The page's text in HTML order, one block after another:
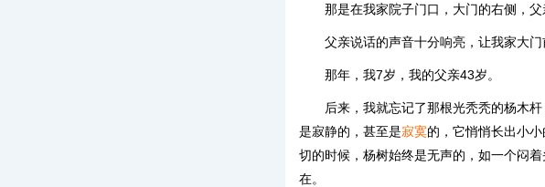
那是在我家院子门口，大门的右侧，
父亲说话的声音十分响亮，让我家大
那年，我7岁，我的父亲43岁。
后来，我就忘记了那根光秃秃的杨木
是寂静的，甚至是寂寞的，它悄悄长出小
切的时候，杨树始终是无声的，如一个闷
在。